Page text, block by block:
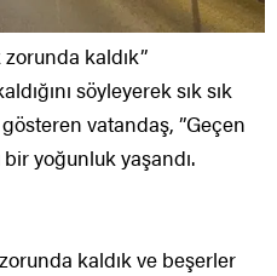
kaldık”
söyleyerek sık sık
vatandaş, ”Geçen
yoğunluk yaşandı.
kaldık ve beşerler